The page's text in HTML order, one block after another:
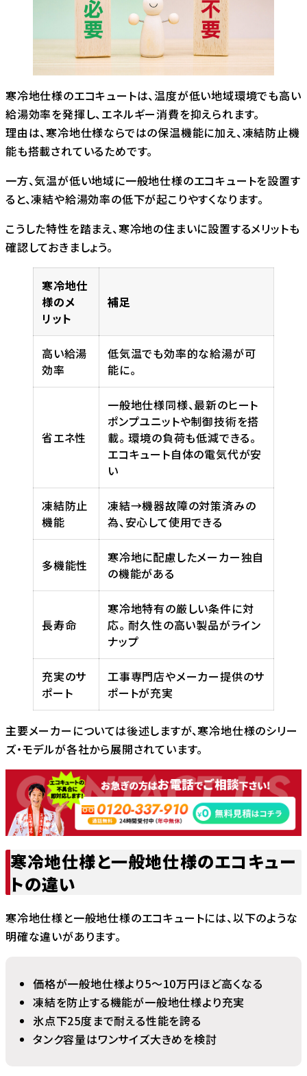
寒冷地仕様のエコキュートは、温度が低い地域環境でも高い
給湯効率を発揮し、エネルギー消費を抑えられます。
理由は、寒冷地仕様ならではの保温機能に加え、凍結防止機
能も搭載されているためです。
一方、気温が低い地域に一般地仕様のエコキュートを設置す
ると、凍結や給湯効率の低下が起こりやすくなります。
こうした特性を踏まえ、寒冷地の住まいに設置するメリットも
確認しておきましょう。
寒冷地仕
様のメ
リット
補足
高い給湯
効率
低気温でも効率的な給湯が可
能に。
省エネ性
一般地仕様同様、最新のヒート
ポンプユニットや制御技術を搭
載。 環境の負荷も低減できる。
エコキュート自体の電気代が安
い
凍結防止
機能
凍結→機器故障の対策済みの
為、安心して使用できる
多機能性
寒冷地に配慮したメーカー独自
の機能がある
長寿命
寒冷地特有の厳しい条件に対
応。 耐久性の高い製品がライン
ナップ
充実のサ
ポート
工事専門店やメーカー提供のサ
ポートが充実
主要メーカーについては後述しますが、寒冷地仕様のシリー
ズ・モデルが各社から展開されています。
寒冷地仕様と一般地仕様のエコキュー
トの違い
寒冷地仕様と一般地仕様のエコキュートには、以下のような
明確な違いがあります。
価格が一般地仕様より5〜10万円ほど高くなる
凍結を防止する機能が一般地仕様より充実
氷点下25度まで耐える性能を誇る
タンク容量はワンサイズ大きめを検討